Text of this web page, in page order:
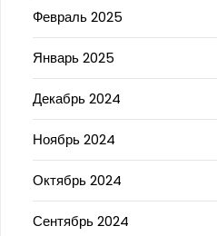
Февраль 2025
Январь 2025
Декабрь 2024
Ноябрь 2024
Октябрь 2024
Сентябрь 2024